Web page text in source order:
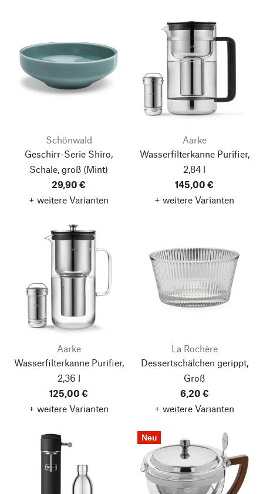
Schönwald
Geschirr-Serie Shiro,
Schale, groß (Mint)
29,90 €
+ weitere Varianten
Aarke
Wasserfilterkanne Purifier,
2,84 l
145,00 €
+ weitere Varianten
Aarke
Wasserfilterkanne Purifier,
2,36 l
125,00 €
+ weitere Varianten
La Rochère
Dessertschälchen gerippt,
Groß
6,20 €
+ weitere Varianten
Neu